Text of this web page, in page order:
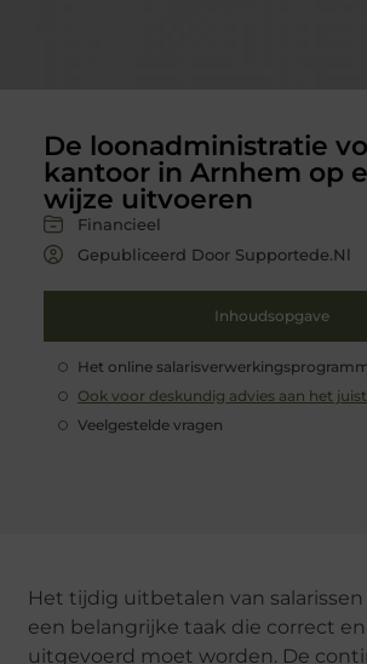
De loonadministratie
kantoor in Arnhem op
wijze uitvoeren
Financieel
Gepubliceerd Door Supportede.nl
Inhoudsopgave
Het online
Ook voor deskundig advies aan het
Veelgestelde vragen
Het tijdig uitbetalen van
een belangrijke taak die correct
uitgevoerd moet worden. De